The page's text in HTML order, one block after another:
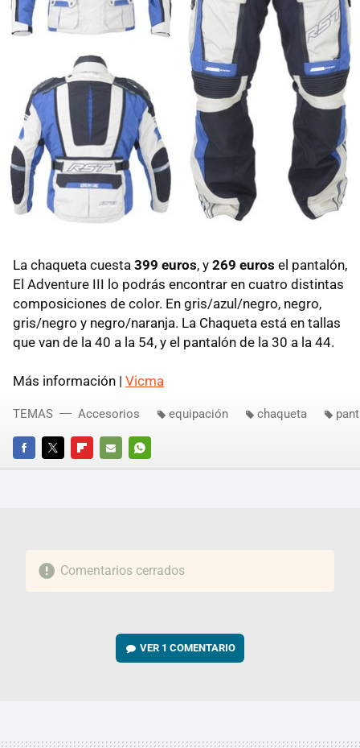
La chaqueta cuesta 399 euros, y 269 euros el pantalón,
El Adventure III lo podrás encontrar en cuatro distintas
composiciones de color. En gris/azul/negro, negro,
gris/negro y negro/naranja. La Chaqueta está en tallas
que van de la 40 a la 54, y el pantalón de la 30 a la 44.
Más información | Vicma
FACEBOOKTWITTERFLIPBOARD
E-
WHATSAPP
TEMAS Accesorios equipación chaqueta
Comentarios cerrados
VER 1 COMENTARIO